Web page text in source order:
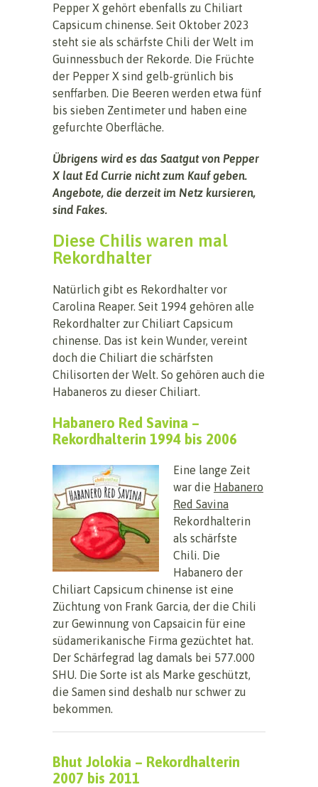
Pepper X gehört ebenfalls zu Chiliart
Capsicum chinense. Seit Oktober 2023
steht sie als schärfste Chili der Welt im
Guinnessbuch der Rekorde. Die Früchte
der Pepper X sind gelb-grünlich bis
senffarben. Die Beeren werden etwa fünf
bis sieben Zentimeter und haben eine
gefurchte Oberfläche.
Übrigens wird es das Saatgut von Pepper
X laut Ed Currie nicht zum Kauf geben.
Angebote, die derzeit im Netz kursieren,
sind Fakes.
Diese Chilis waren mal
Rekordhalter
Natürlich gibt es Rekordhalter vor
Carolina Reaper. Seit 1994 gehören alle
Rekordhalter zur Chiliart Capsicum
chinense. Das ist kein Wunder, vereint
doch die Chiliart die schärfsten
Chilisorten der Welt. So gehören auch die
Habaneros zu dieser Chiliart.
Habanero Red Savina –
Rekordhalterin 1994 bis 2006
Eine lange Zeit
war die Habanero
Red Savina
Rekordhalterin
als schärfste
Chili. Die
Habanero der
Chiliart Capsicum chinense ist eine
Züchtung von Frank Garcia, der die Chili
zur Gewinnung von Capsaicin für eine
südamerikanische Firma gezüchtet hat.
Der Schärfegrad lag damals bei 577.000
SHU. Die Sorte ist als Marke geschützt,
die Samen sind deshalb nur schwer zu
bekommen.
Bhut Jolokia – Rekordhalterin
2007 bis 2011